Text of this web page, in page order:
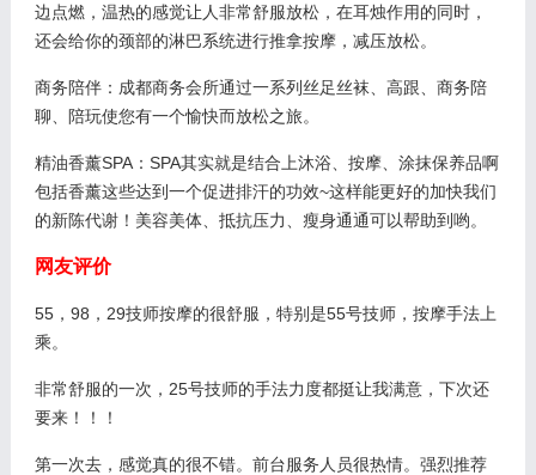
边点燃，温热的感觉让人非常舒服放松，在耳烛作用的同时，
还会给你的颈部的淋巴系统进行推拿按摩，减压放松。
商务陪伴：成都商务会所通过一系列丝足丝袜、高跟、商务陪
聊、陪玩使您有一个愉快而放松之旅。
精油香薰SPA：SPA其实就是结合上沐浴、按摩、涂抹保养品啊
包括香薰这些达到一个促进排汗的功效~这样能更好的加快我们
的新陈代谢！美容美体、抵抗压力、瘦身通通可以帮助到哟。
网友评价
55，98，29技师按摩的很舒服，特别是55号技师，按摩手法上
乘。
非常舒服的一次，25号技师的手法力度都挺让我满意，下次还
要来！！！
第一次去，感觉真的很不错。前台服务人员很热情。强烈推荐